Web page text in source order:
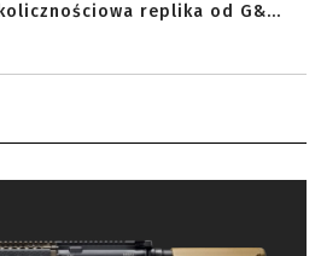
replika od G&...